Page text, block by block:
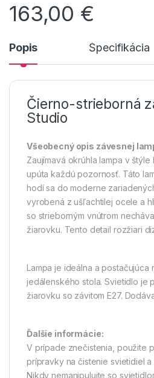
163,00 €
Popis Špecifikácia
Čierno-strieborná
Studio
Všeobecný opis závesnej
Zaujímavá okrúhla lampa v
upúta každú pozornosť. Táto
hodí sa do moderne
vyrobená z ušľachtilej ocele a
so strieborným vnútrom
žiarovku. Tento detail rozžiari
Lampa je ideálna a postačujúca
jedálenského stola. Svietidlo je
žiarovku so závitom E27.
Ďalšie informácie:
V prípade znečistenia, použite
prípravky na čistenie svietidiel a
Nikdy nemanipulujte so